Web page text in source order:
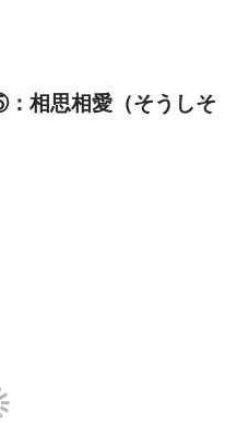
：相思相愛（そうしそ